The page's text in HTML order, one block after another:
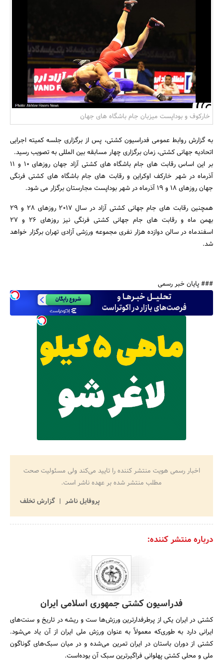
مسکن و ساختمان
جستجو
خارکوف و بوداپست میزبان جام باشگاه های جهان
به گزارش روابط عمومی فدراسیون کشتی، پس از برگزاری جلسه کمیته اجرایی
اتحادیه جهانی کشتی، زمان برگزاری چهار مسابقه بین المللی به تصویب رسید.
بر این اساس رقابت های جام باشگاه های کشتی آزاد جهان روزهای 10 و 11
آذرماه در شهر خارکف اوکراین و رقابت های جام باشگاه های کشتی فرنگی
جهان روزهای 18 و 19 آذرماه در شهر بوداپست مجارستان برگزار می شود.
همچنین رقابت های جام جهانی کشتی آزاد در سال 2017 روزهای 28 و 29
بهمن ماه و رقابت های جام جهانی کشتی فرنگی نیز روزهای 26 و 27
اسفندماه در سالن دوازده هزار نفری مجموعه ورزشی آزادی تهران برگزار خواهد
شد.
### پایان خبر رسمی
اخبار رسمی هویت منتشر کننده را تایید می‌کند ولی مسئولیت صحت
مطلب منتشر شده بر عهده ناشر است.
پروفایل ناشر
گزارش تخلف
درباره منتشر کننده:
فدراسیون کشتی جمهوری اسلامی ایران
کشتی در ایران یکی از پرطرفدارترین ورزش‌ها ست و ریشه در تاریخ و سنت‌های
ایرانی دارد به طوری‌که معمولاً به عنوان ورزش ملی ایران از آن یاد می‌شود.
کشتی از دوران باستان در ایران تمرین می‌شده و در میان سبک‌های گوناگون
ملی و محلی کشتی پهلوانی فراگیرترین سبک آن بوده‌است.